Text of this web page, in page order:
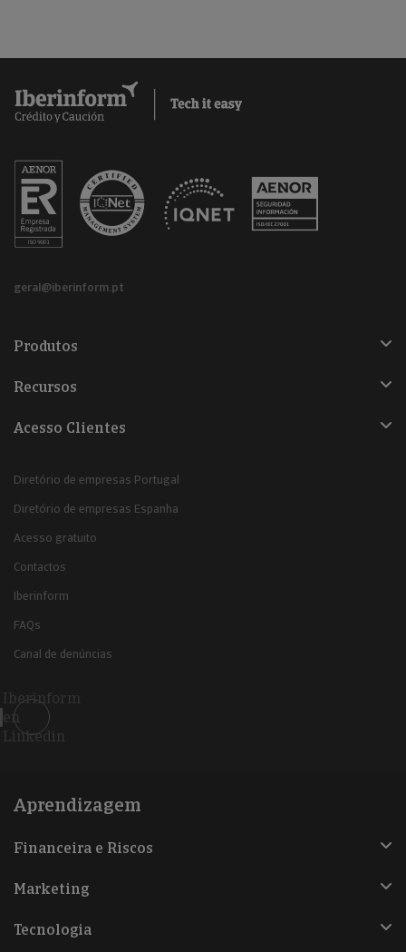
geral@iberinform.pt
Produtos
Recursos
Acesso Clientes
Diretório de empresas Portugal
Diretório de empresas Espanha
Acesso gratuito
Contactos
Iberinform
FAQs
Canal de denúncias
Iberinform
en
Linkedin
Aprendizagem
Financeira e Riscos
Marketing
Tecnologia